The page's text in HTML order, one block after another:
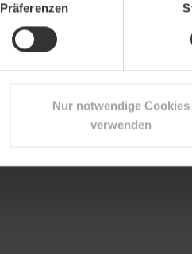
Präferenzen
Nur notwendige Cookies
verwenden